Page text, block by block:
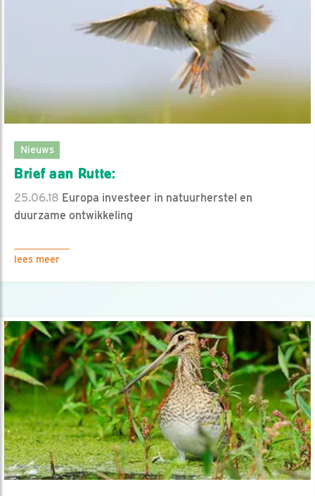
Nieuws
Brief aan Rutte:
25.06.18 Europa investeer in natuurherstel en
duurzame ontwikkeling
lees meer